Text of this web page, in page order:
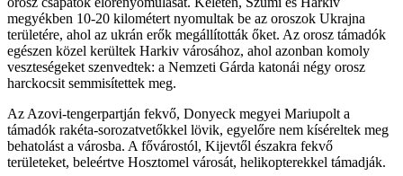
megyékben 10-20 kilométert nyomultak be az oroszok Ukrajna
területére, ahol az ukrán erők megállították őket. Az orosz támadók
egészen közel kerültek Harkiv városához, ahol azonban komoly
veszteségeket szenvedtek: a Nemzeti Gárda katonái négy orosz
harckocsit semmisítettek meg.
Az Azovi-tengerpartján fekvő, Donyeck megyei Mariupolt a
támadók rakéta-sorozatvetőkkel lövik, egyelőre nem kíséreltek meg
behatolást a városba. A fővárostól, Kijevtől északra fekvő
területeket, beleértve Hosztomel városát, helikopterekkel támadják.